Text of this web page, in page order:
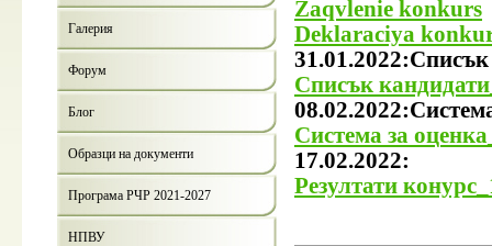
Галерия
Форум
Блог
Образци на документи
Програма РЧР 2021-2027
НПВУ
Zaqvlenie konkurs
Deklaraciya
Списък
Система за
17.02.2022:
Резултати